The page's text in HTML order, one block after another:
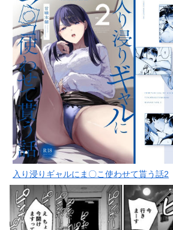
入り浸りギャルにま〇こ使わせて貰う話2